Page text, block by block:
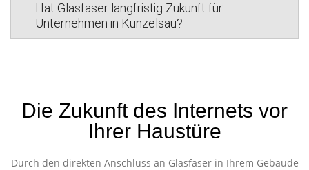
Hat Glasfaser langfristig Zukunft für
Unternehmen in Künzelsau?
Die Zukunft des Internets vor
Ihrer Haustüre
Durch den direkten Anschluss an Glasfaser in Ihrem Gebäude